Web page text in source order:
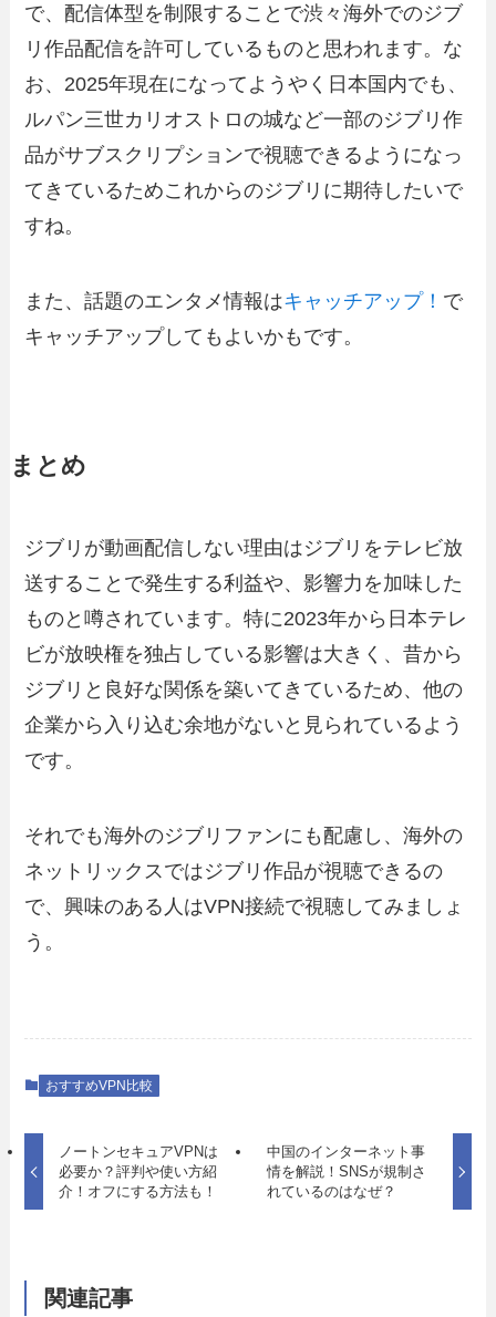
で、配信体型を制限することで渋々海外でのジブ
リ作品配信を許可しているものと思われます。な
お、2025年現在になってようやく日本国内でも、
ルパン三世カリオストロの城など一部のジブリ作
品がサブスクリプションで視聴できるようになっ
てきているためこれからのジブリに期待したいで
すね。
また、話題のエンタメ情報はキャッチアップ！ で
キャッチアップしてもよいかもです。
まとめ
ジブリが動画配信しない理由はジブリをテレビ放
送することで発生する利益や、影響力を加味した
ものと噂されています。特に2023年から日本テレ
ビが放映権を独占している影響は大きく、昔から
ジブリと良好な関係を築いてきているため、他の
企業から入り込む余地がないと見られているよう
です。
それでも海外のジブリファンにも配慮し、海外の
ネットリックスではジブリ作品が視聴できるの
で、興味のある人はVPN接続で視聴してみましょ
う。
おすすめVPN比較
ノートンセキュアVPNは
必要か？評判や使い方紹
介！オフにする方法も！
中国のインターネット事
情を解説！SNSが規制さ
れているのはなぜ？
関連記事